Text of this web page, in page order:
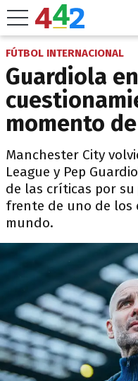
FÚTBOL INTERNACIONAL
Guardiola
momento
Manchester City
League y Pep
de las críticas por
frente de uno de los
mundo.